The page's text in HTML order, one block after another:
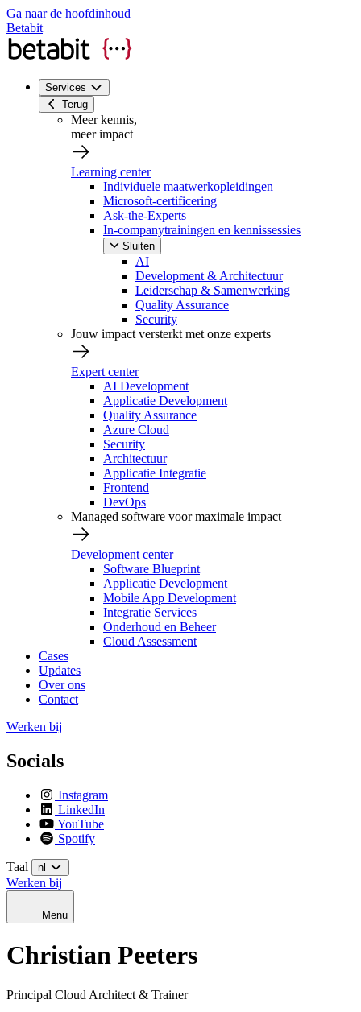
Ga naar de hoofdinhoud
Betabit
Services
Terug
Meer kennis,
meer impact
Learning center
Individuele maatwerkopleidingen
Microsoft-certificering
Ask-the-Experts
In-companytrainingen en kennissessies
Sluiten
AI
Development & Architectuur
Leiderschap & Samenwerking
Quality Assurance
Security
Jouw impact versterkt met onze experts
Expert center
AI Development
Applicatie Development
Quality Assurance
Azure Cloud
Security
Architectuur
Applicatie Integratie
Frontend
DevOps
Managed software voor maximale impact
Development center
Software Blueprint
Applicatie Development
Mobile App Development
Integratie Services
Onderhoud en Beheer
Cloud Assessment
Cases
Updates
Over ons
Contact
Werken bij
Socials
Instagram
LinkedIn
YouTube
Spotify
Taal nl
Werken bij
Menu
Christian Peeters
Principal Cloud Architect & Trainer